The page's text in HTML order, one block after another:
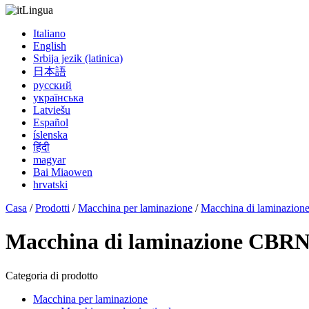
Lingua
Italiano
English
Srbija jezik (latinica)
日本語
русский
українська
Latviešu
Español
íslenska
हिंदी
magyar
Bai Miaowen
hrvatski
Casa /Prodotti /Macchina per laminazione /Macchina di
Macchina di laminazione
Categoria di prodotto
Macchina per laminazione